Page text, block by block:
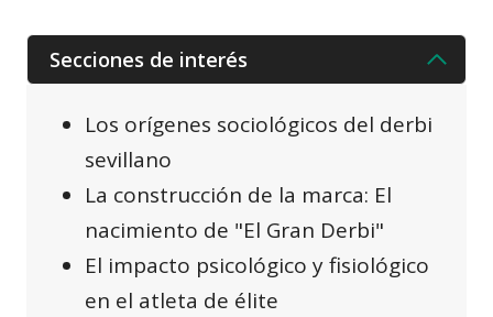
Secciones de interés
Los orígenes sociológicos del derbi
sevillano
La construcción de la marca: El
nacimiento de "El Gran Derbi"
El impacto psicológico y fisiológico
en el atleta de élite